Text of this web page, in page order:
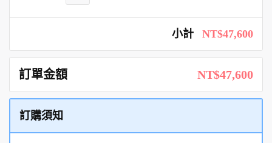
小計 NT$47,600
訂單金額 NT$47,600
訂購須知